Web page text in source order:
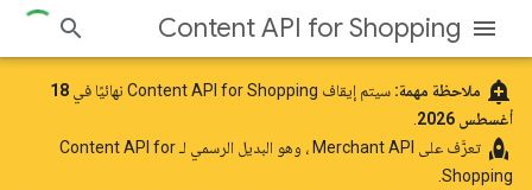
Content API for Shopping
add_alert ملاحظة مهمة: سيتم إيقاف Content API for Shopping نهائيًا في
18
أغسطس 2026
rocket تعرَّف على Merchant API
، وهو البديل الرسمي لـ Content API for
Shopping.